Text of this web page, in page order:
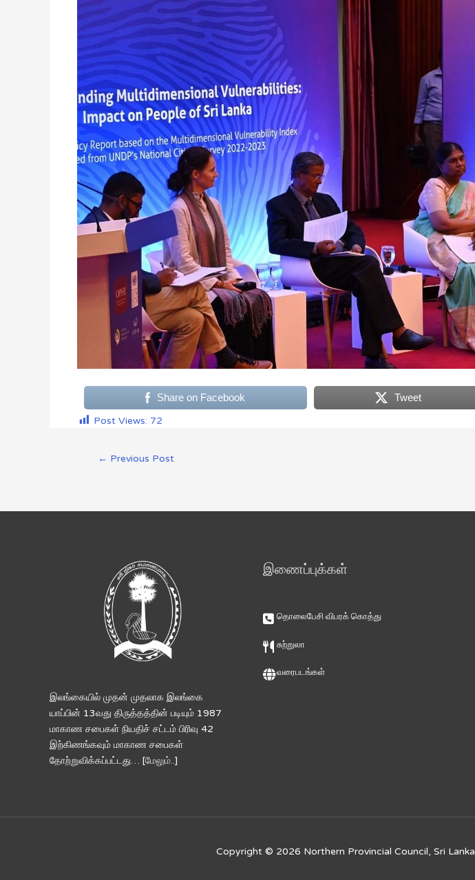
Share on Facebook Tweet
Post Views: 72
← Previous Post
இலங்கையில் முதன் முதலாக இலங்கை
யாப்பின் 13வது திருத்தத்தின் படியும் 1987
மாகாண சபைகள் நியதிச் சட்டம் பிரிவு 42
இற்கிணங்கவும் மாகாண சபைகள்
தோற்றுவிக்கப்பட்டது… [மேலும்..]
இணைப்புக்கள்
தொலைபேசி விபரக் கொத்து
சுற்றுலா
வரைபடங்கள்
Copyright © 2026 Northern Provincial Council, Sri Lanka